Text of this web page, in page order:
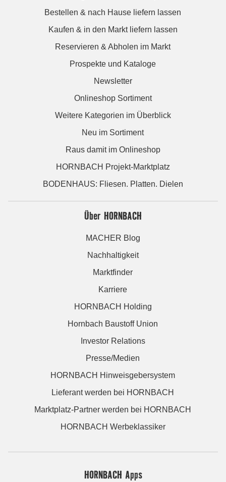
Bestellen & nach Hause liefern lassen
Kaufen & in den Markt liefern lassen
Reservieren & Abholen im Markt
Prospekte und Kataloge
Newsletter
Onlineshop Sortiment
Weitere Kategorien im Überblick
Neu im Sortiment
Raus damit im Onlineshop
HORNBACH Projekt-Marktplatz
BODENHAUS: Fliesen. Platten. Dielen
Über HORNBACH
MACHER Blog
Nachhaltigkeit
Marktfinder
Karriere
HORNBACH Holding
Hornbach Baustoff Union
Investor Relations
Presse/Medien
HORNBACH Hinweisgebersystem
Lieferant werden bei HORNBACH
Marktplatz-Partner werden bei HORNBACH
HORNBACH Werbeklassiker
HORNBACH Apps